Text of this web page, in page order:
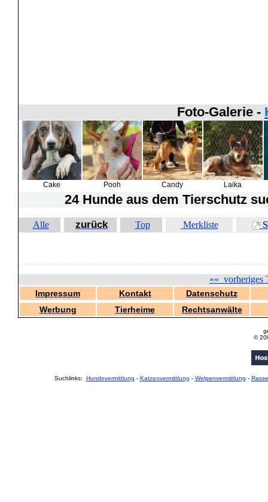
Foto-Galerie -
Cake Pooh Candy Laika
24 Hunde aus dem Tierschutz
Alle zurück Top Merkliste
«« vorheriges
Impressum Kontakt
Datenschutz
Werbung
Tierheime Rechtsanwälte
©
Suchlinks: Hundevermittlung - Katzenvermittlung - Welpenvermittlung -